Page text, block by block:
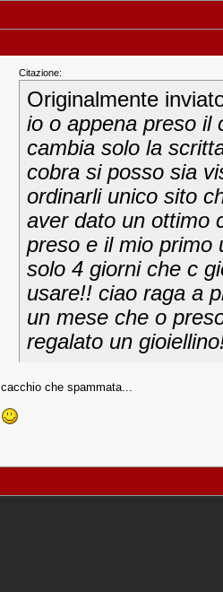
Citazione:
Originalmente
io o appena preso il
cambia solo la
cobra si posso sia
ordinarli unico sito
aver dato un ottimo
preso e il mio primo
solo 4 giorni che c
usare!! ciao raga a
un mese che o
regalato un
cacchio che spammata...